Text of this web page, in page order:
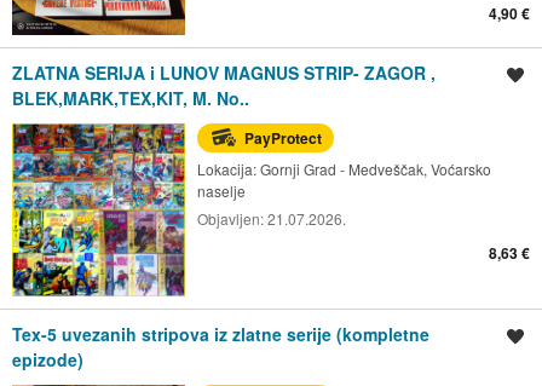
4,90 €
ZLATNA SERIJA i LUNOV MAGNUS STRIP- ZAGOR ,
BLEK,MARK,TEX,KIT, M. No..
PayProtect
Lokacija:Gornji Grad - Medveščak, Voćarsko
naselje
Objavljen:21.07.2026.
8,63 €
Tex-5 uvezanih stripova iz zlatne serije (kompletne
epizode)